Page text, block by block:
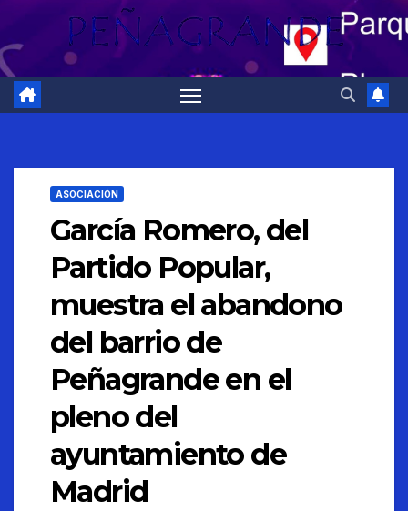
ASOCIACIÓN
García Romero, del
Partido Popular,
muestra el abandono
del barrio de
Peñagrande en el
pleno del
ayuntamiento de
Madrid